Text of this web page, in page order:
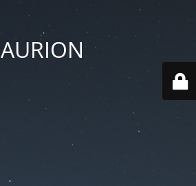
AURION